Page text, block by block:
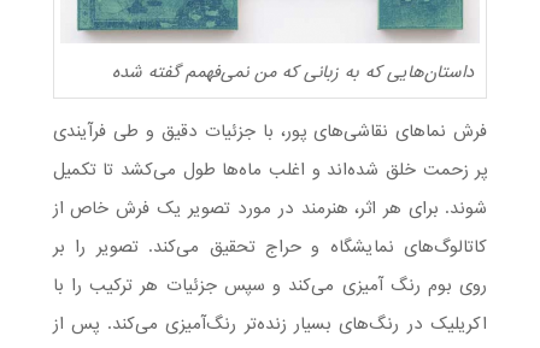
داستان‌هایی که به زبانی که من نمی‌فهمم گفته شده
فرش نماهای نقاشی‌های پور، با جزئیات دقیق و طی فرآیندی
پر زحمت خلق شده‌اند و اغلب ماه‌ها طول می‌کشد تا تکمیل
شوند. برای هر اثر، هنرمند در مورد تصویر یک فرش خاص از
کاتالوگ‌های نمایشگاه و حراج تحقیق می‌کند. تصویر را بر
روی بوم رنگ آمیزی می‌کند و سپس جزئیات هر ترکیب را با
اکریلیک در رنگ‌های بسیار زنده‌تر رنگ‌آمیزی می‌کند. پس از